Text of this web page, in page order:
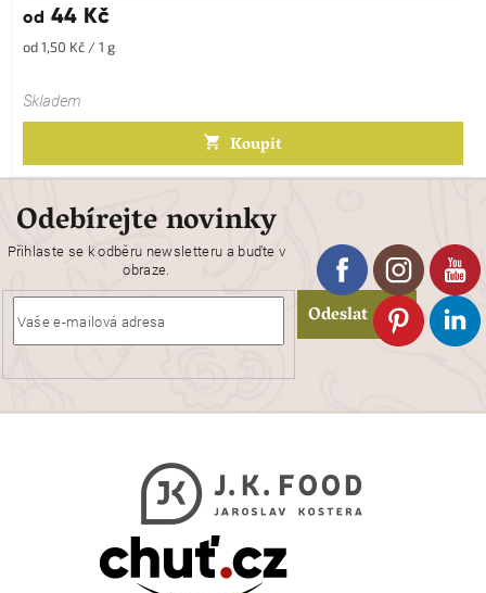
z
5
od 44 Kč
Měrná
od 1,50 Kč / 1 g
Skladem
Koupit
Odebírejte novinky
Přihlaste se k odběru newsletteru a buďte v
obraze.
Odeslat